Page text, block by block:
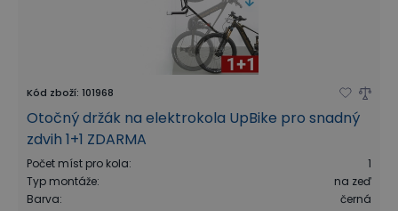
Kód zboží: 101968
Otočný držák na elektrokola UpBike pro snadný
zdvih 1+1 ZDARMA
Počet míst pro kola:
1
Typ montáže:
na zeď
Barva: černá